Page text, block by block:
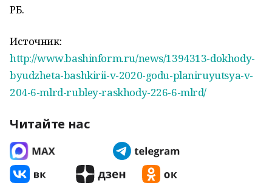
РБ.
Источник:
http://www.bashinform.ru/news/1394313-dokhody-
byudzheta-bashkirii-v-2020-godu-planiruyutsya-v-
204-6-mlrd-rubley-raskhody-226-6-mlrd/
Читайте нас